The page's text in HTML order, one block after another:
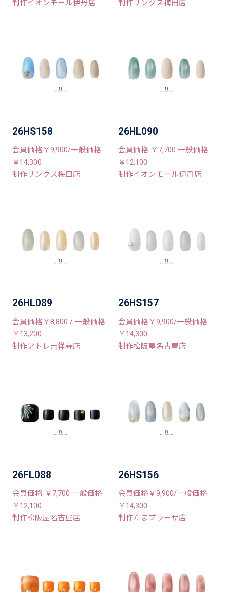
制作イオンモール伊丹店 制作リンクス梅田店
26HS158
会員価格￥9,900/一般価格
￥14,300
制作リンクス梅田店
26HL090
会員価格 ￥7,700 一般価格
￥12,100
制作イオンモール伊丹店
26HL089
会員価格￥8,800 / 一般価格
￥13,200
制作アトレ吉祥寺店
26HS157
会員価格￥9,900/一般価格
￥14,300
制作松阪屋名古屋店
26FL088
会員価格 ￥7,700 一般価格
￥12,100
制作松阪屋名古屋店
26HS156
会員価格￥9,900/一般価格
￥14,300
制作たまプラーザ店